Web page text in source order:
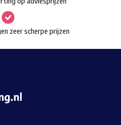
de
productpagina
zeer scherpe prijzen